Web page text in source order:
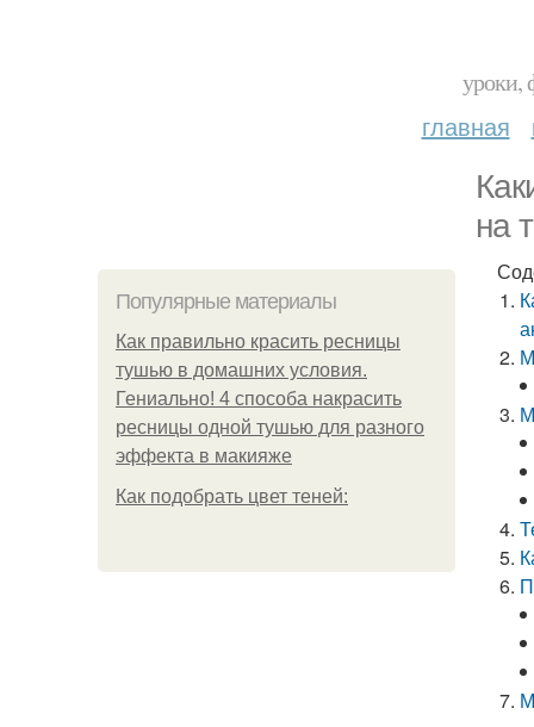
уроки,
главная
на
Популярные материалы
Как правильно красить ресницы
тушью в домашних условия.
Гениально! 4 способа накрасить
ресницы одной тушью для разного
эффекта в макияже
Как подобрать цвет теней: